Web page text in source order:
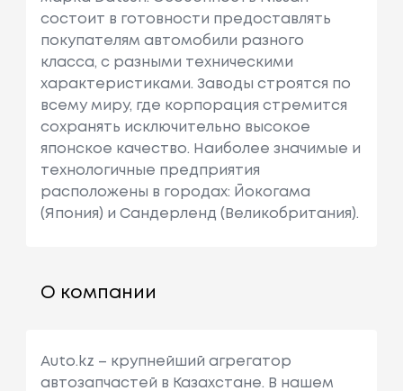
состоит в готовности предоставлять
покупателям автомобили разного
класса, с разными техническими
характеристиками. Заводы строятся по
всему миру, где корпорация стремится
сохранять исключительно высокое
японское качество. Наиболее значимые и
технологичные предприятия
расположены в городах: Йокогама
(Япония) и Сандерленд (Великобритания).
О компании
Auto.kz – крупнейший агрегатор
автозапчастей в Казахстане. В нашем